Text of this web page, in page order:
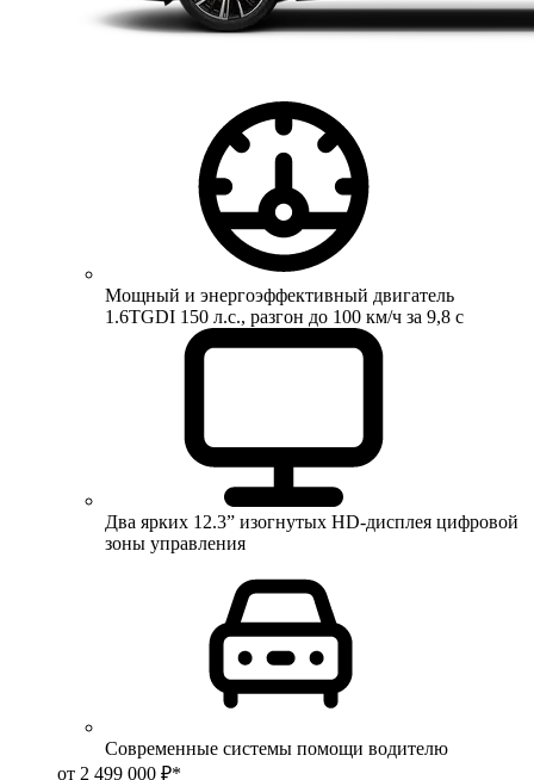
Мощный и энергоэффективный двигатель
1.6TGDI 150 л.с., разгон до 100 км/ч за 9,8 с
Два ярких 12.3” изогнутых HD-дисплея цифровой
зоны управления
Современные системы помощи водителю
от 2 499 000 ₽*